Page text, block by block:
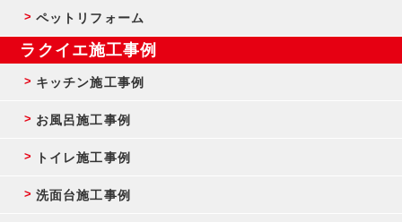
ペットリフォーム
ラクイエ施工事例
キッチン施工事例
お風呂施工事例
トイレ施工事例
洗面台施工事例